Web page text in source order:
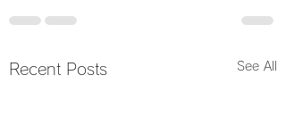
Recent Posts See All